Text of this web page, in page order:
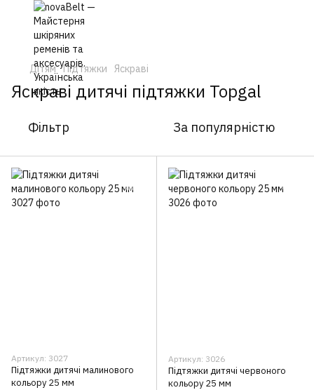
Дітям Підтяжки Яскраві
Яскраві дитячі підтяжки Topgal
Фільтр За популярністю
Артикул: 3027
Підтяжки дитячі малинового
кольору 25 мм
Артикул: 3026
Підтяжки дитячі червоного
кольору 25 мм